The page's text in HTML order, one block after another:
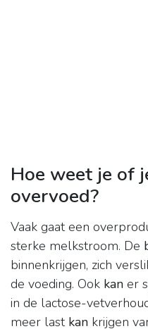
Hoe weet je of
overvoed?
Vaak gaat een
sterke melkstroom. De
binnenkrijgen, zich
de voeding. Ook kan er
in de lactose-
meer last kan krijgen